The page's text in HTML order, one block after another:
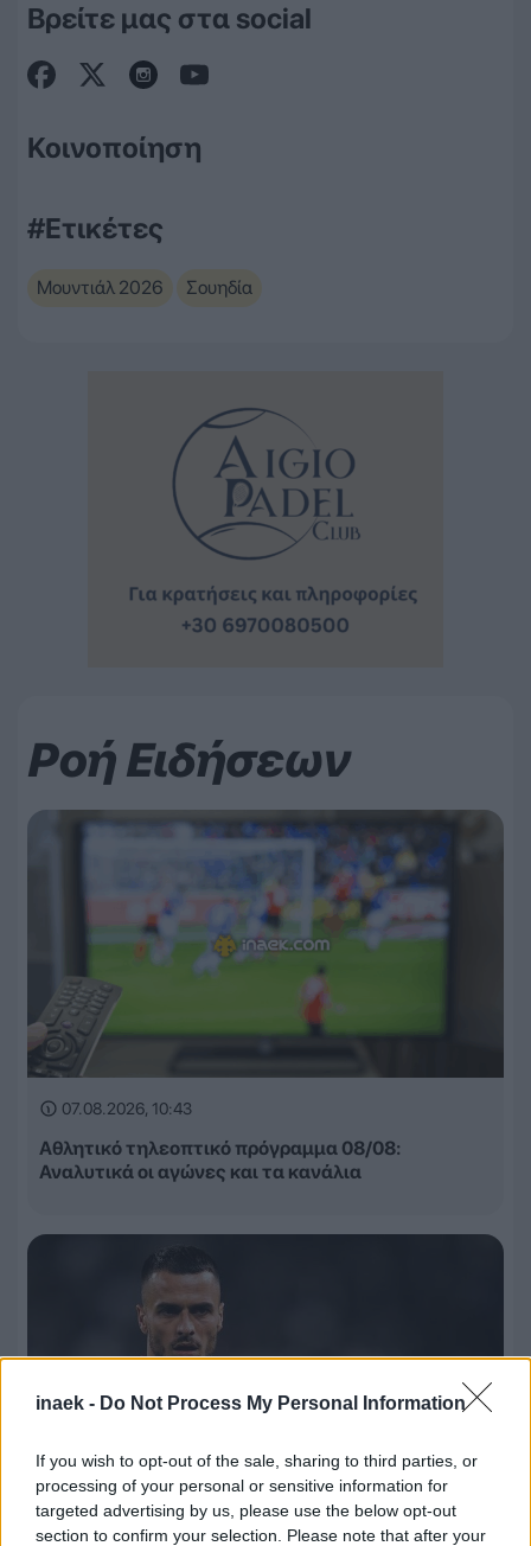
inaek - Do Not Process My Personal Information
If you wish to opt-out of the sale, sharing to third parties, or
processing of your personal or sensitive information for
targeted advertising by us, please use the below opt-out
section to confirm your selection. Please note that after your
Βρείτε μας στα social
Κοινοποίηση
#Ετικέτες
Μουντιάλ 2026 Σουηδία
Ροή Ειδήσεων
07.08.2026, 10:43
Αθλητικό τηλεοπτικό πρόγραμμα 08/08:
Αναλυτικά οι αγώνες και τα κανάλια
07.08.2026, 10:42